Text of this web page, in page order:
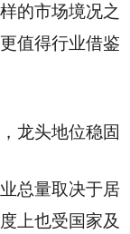
的市场境况之
值得行业借鉴
龙头地位稳固
总量取决于居
上也受国家及